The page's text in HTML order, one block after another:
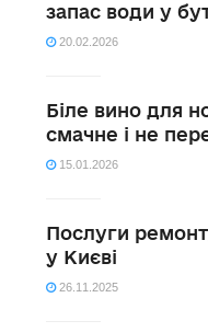
запас води у
20.02.2026
Біле вино для
смачне і не
15.01.2026
Послуги
у Києві
26.11.2025